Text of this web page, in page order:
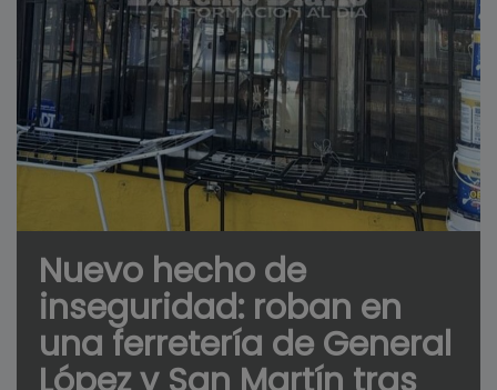
Nuevo hecho de
inseguridad: roban en
una ferretería de General